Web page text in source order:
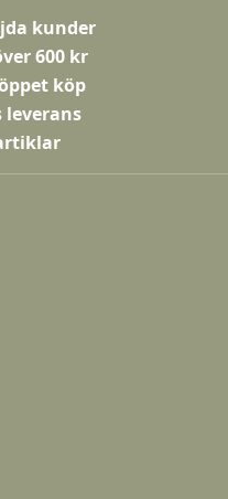
kunder
600 kr
köp
leverans